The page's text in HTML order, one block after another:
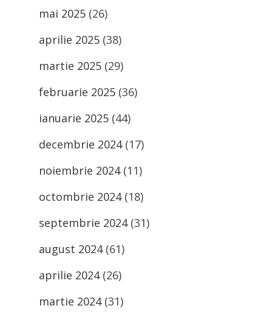
mai 2025 (26)
aprilie 2025 (38)
martie 2025 (29)
februarie 2025 (36)
ianuarie 2025 (44)
decembrie 2024(17)
noiembrie 2024(11)
octombrie 2024(18)
septembrie 2024(31)
august 2024(61)
aprilie 2024(26)
martie 2024(31)